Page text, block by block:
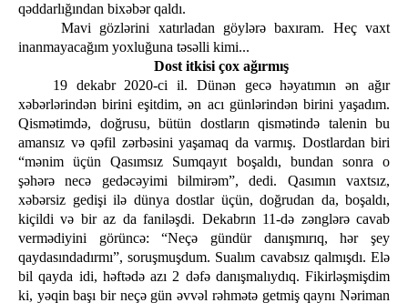
qəddarlığından bixəbər qaldı.
Mavi gözlərini xatırladan göylərə baxıram. Heç vaxt
inanmayacağım yoxluğuna təsəlli kimi...
Dost itkisi çox ağırmış
19 dekabr 2020-ci il. Dünən gecə həyatımın ən ağır
xəbərlərindən birini eşitdim, ən acı günlərindən birini yaşadım.
Qismətimdə, doğrusu, bütün dostların qismətində talenin bu
amansız və qəfil zərbəsini yaşamaq da varmış. Dostlardan biri
“mənim üçün Qasımsız Sumqayıt boşaldı, bundan sonra o
şəhərə necə gedəcəyimi bilmirəm”, dedi. Qasımın vaxtsız,
xəbərsiz gedişi ilə dünya dostlar üçün, doğrudan da, boşaldı,
kiçildi və bir az da faniləşdi. Dekabrın 11-də zənglərə cavab
vermədiyini görüncə: “Neçə gündür danışmırıq, hər şey
qaydasındadırmı”, soruşmuşdum. Sualım cavabsız qalmışdı. Elə
bil qayda idi, həftədə azı 2 dəfə danışmalıydıq. Fikirləşmişdim
ki, yəqin başı bir neçə gün əvvəl rəhmətə getmiş qaynı Nəriman